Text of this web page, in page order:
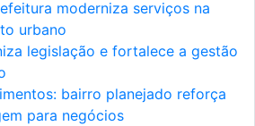
moderniza serviços na
urbano
legislação e fortalece a gestão
bairro planejado reforça
para negócios